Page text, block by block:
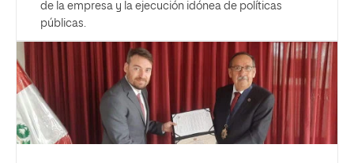
de la empresa y la ejecución idónea de políticas
públicas.